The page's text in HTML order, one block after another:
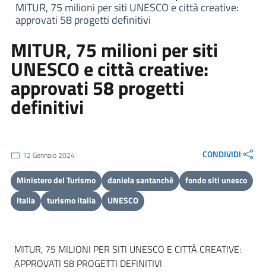
MITUR, 75 milioni per siti UNESCO e città creative:
approvati 58 progetti definitivi
MITUR, 75 milioni per siti
UNESCO e città creative:
approvati 58 progetti
definitivi
12 Gennaio 2024 CONDIVIDI
Ministero del Turismo daniela santanchè
fondo siti unesco
Italia
turismo italia UNESCO
MITUR, 75 MILIONI PER SITI UNESCO E CITTÀ CREATIVE:
APPROVATI 58 PROGETTI DEFINITIVI